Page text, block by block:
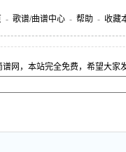
- 歌谱/曲谱中心 - 帮助 - 收藏
谱网，本站完全免费，希望大家